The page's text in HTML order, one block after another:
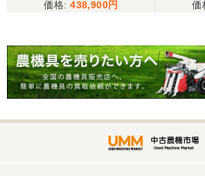
急なお願いにも対応ありがとうご
がとうございました。 親切に対
岐阜県／横倉林
ありがとうございます。
岐阜県／横倉林
438,900